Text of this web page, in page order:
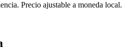
Precio ajustable a moneda local.